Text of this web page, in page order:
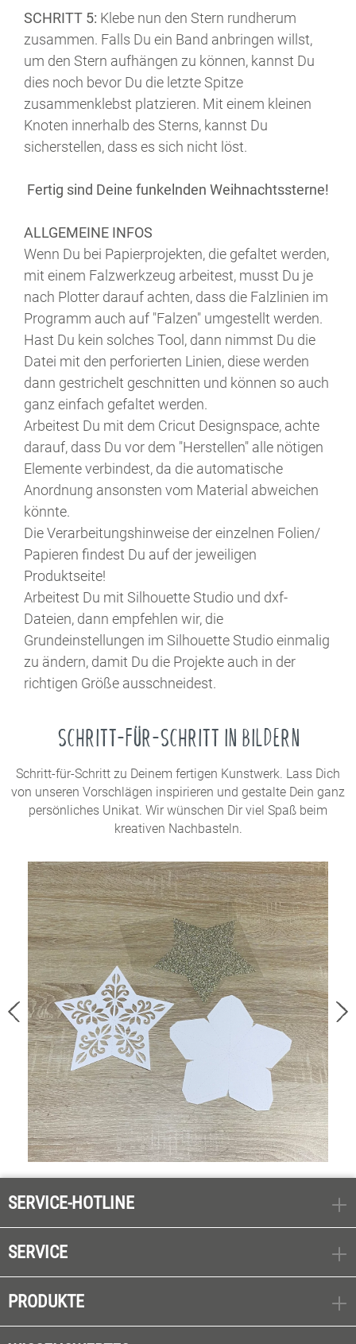
SCHRITT 5: Klebe nun den Stern rundherum
zusammen. Falls Du ein Band anbringen willst,
um den Stern aufhängen zu können, kannst Du
dies noch bevor Du die letzte Spitze
zusammenklebst platzieren. Mit einem kleinen
Knoten innerhalb des Sterns, kannst Du
sicherstellen, dass es sich nicht löst.
Fertig sind Deine funkelnden Weihnachtssterne!
ALLGEMEINE INFOS
Wenn Du bei Papierprojekten, die gefaltet werden,
mit einem Falzwerkzeug arbeitest, musst Du je
nach Plotter darauf achten, dass die Falzlinien im
Programm auch auf "Falzen" umgestellt werden.
Hast Du kein solches Tool, dann nimmst Du die
Datei mit den perforierten Linien, diese werden
dann gestrichelt geschnitten und können so auch
ganz einfach gefaltet werden.
Arbeitest Du mit dem Cricut Designspace, achte
darauf, dass Du vor dem "Herstellen" alle nötigen
Elemente verbindest, da die automatische
Anordnung ansonsten vom Material abweichen
könnte.
Die Verarbeitungshinweise der einzelnen Folien/
Papieren findest Du auf der jeweiligen
Produktseite!
Arbeitest Du mit Silhouette Studio und dxf-
Dateien, dann empfehlen wir, die
Grundeinstellungen im Silhouette Studio einmalig
zu ändern, damit Du die Projekte auch in der
richtigen Größe ausschneidest.
SCHRITT-FÜR-SCHRITT IN BILDERN
Schritt-für-Schritt zu Deinem fertigen Kunstwerk. Lass Dich
von unseren Vorschlägen inspirieren und gestalte Dein ganz
persönliches Unikat. Wir wünschen Dir viel Spaß beim
kreativen Nachbasteln.
SERVICE-HOTLINE
SERVICE
PRODUKTE